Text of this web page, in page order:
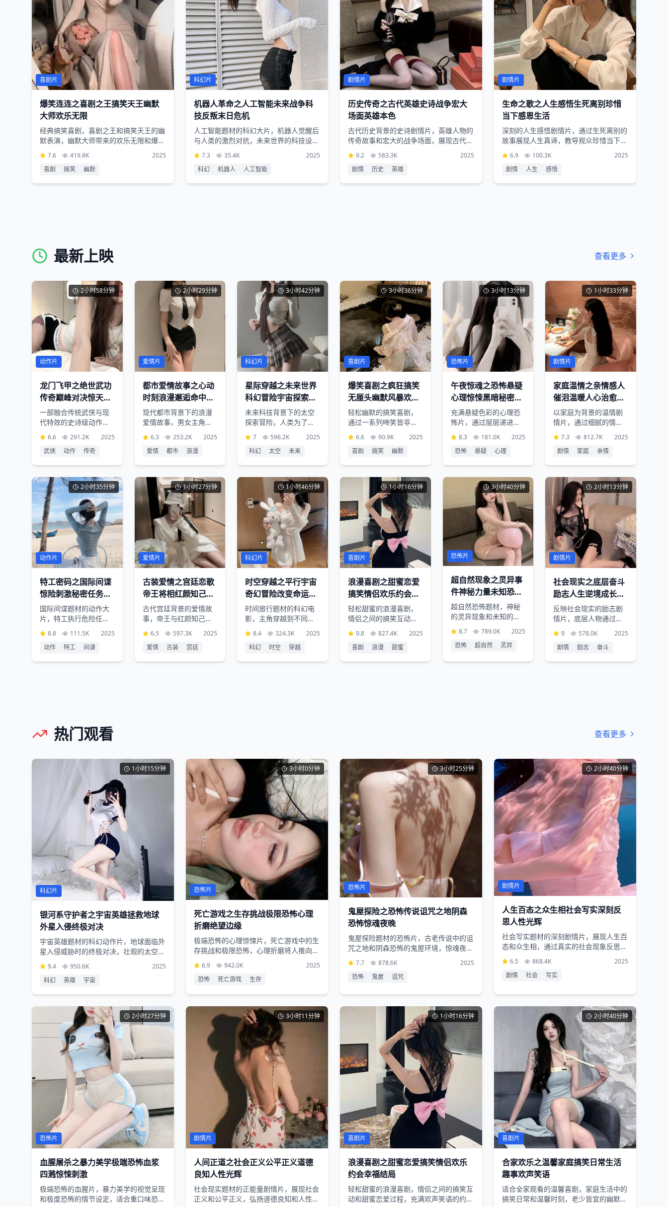
喜剧片
爆笑连连之喜剧之王搞笑天王幽默
大师欢乐无限
经典搞笑喜剧，喜剧之王和搞笑天王的幽
默表演，幽默大师带来的欢乐无限和爆笑
连连
7.6 419.8K
2025
喜剧
搞笑 幽默
科幻片
机器人革命之人工智能未来战争科
技反叛末日危机
人工智能题材的科幻大片，机器人觉醒后
与人类的激烈对抗，未来世界的科技设定
和震撼的战争场面令人震撼
7.3 35.4K
2025
科幻
机器人 人工智能
剧情片
历史传奇之古代英雄史诗战争宏大
场面英雄本色
古代历史背景的史诗剧情片，英雄人物的
传奇故事和宏大的战争场面，展现古代英
雄的豪情壮志和家国情怀
9.2 583.3K
2025
剧情
历史 英雄
剧情片
生命之歌之人生感悟生死离别珍惜
当下感恩生活
深刻的人生感悟剧情片，通过生死离别的
故事展现人生真谛，教导观众珍惜当下和
感恩生活
6.9 100.3K
2025
剧情
人生 感悟
最新上映 查看更多
2小时58分钟
动作片
龙门飞甲之绝世武功
传奇巅峰对决惊天动
地
一部融合传统武侠与现
代特效的史诗级动作大
的传奇故事，精彩的武
打场面和深刻的人物刻
6.6 291.2K
2025
武侠
动作 传奇
2小时29分钟
爱情片
都市爱情故事之心动
时刻浪漫邂逅命中注
定
现代都市背景下的浪漫
爱情故事，男女主角在
爱，经历种种考验最终
走向幸福的温馨爱情电
6.3 253.2K
2025
爱情
都市 浪漫
3小时42分钟
科幻片
星际穿越之未来世界
科幻冒险宇宙探索奇
幻之旅
未来科技背景下的太空
探索冒险，人类为了寻
程，充满想象力的科幻
设定和震撼的视觉效果
7 596.2K
2025
科幻
太空 未来
3小时36分钟
喜剧片
爆笑喜剧之疯狂搞笑
无厘头幽默风暴欢乐
无限
轻松幽默的搞笑喜剧，
通过一系列啼笑皆非的
来欢声笑语，是放松心
情的最佳选择
6.6 90.9K
2025
喜剧
搞笑 幽默
3小时13分钟
恐怖片
午夜惊魂之恐怖悬疑
心理惊悚黑暗秘密揭
露
充满悬疑色彩的心理恐
怖片，通过层层递进的
剧情和紧张刺激的氛
围，让观众体验前所未
有的惊悚感受
8.3 181.0K
2025
恐怖
悬疑 心理
1小时33分钟
剧情片
家庭温情之亲情感人
催泪温暖人心治愈系
故事
以家庭为背景的温情剧
情片，通过细腻的情感
景，展现家人之间深厚
的亲情和爱意
7.3 812.7K
2025
剧情
家庭 亲情
2小时35分钟
动作片
特工密码之国际间谍
惊险刺激秘密任务生
死较量
国际间谍题材的动作大
片，特工执行危险任务
科技装备和精彩打斗场
面令人目不暇接
8.8 111.5K
2025
动作
特工 间谍
1小时27分钟
爱情片
古装爱情之宫廷恋歌
帝王将相红颜知己千
古绝恋
古代宫廷背景的爱情故
事，帝王与红颜知己之
服装道具和优美的古典
音乐营造浪漫氛围
6.5 597.3K
2025
爱情
古装 宫廷
1小时46分钟
科幻片
时空穿越之平行宇宙
奇幻冒险改变命运逆
转时空
时间旅行题材的科幻电
影，主角穿越到不同时
空设定和精彩的特效场
面带来视觉震撼
8.4 324.3K
2025
科幻
时空 穿越
1小时16分钟
喜剧片
浪漫喜剧之甜蜜恋爱
搞笑情侣欢乐约会幸
福结局
轻松甜蜜的浪漫喜剧，
情侣之间的搞笑互动和
声笑语的约会情节让人
心情愉悦
9.8 827.4K
2025
喜剧
浪漫 甜蜜
3小时40分钟
恐怖片
超自然现象之灵异事
件神秘力量未知恐惧
黑暗降临
超自然恐怖题材，神秘
的灵异现象和未知的超
骨悚然的恐怖氛围，挑
战观众的心理承受极限
8.7 789.0K
2025
恐怖
超自然 灵异
2小时13分钟
剧情片
社会现实之底层奋斗
励志人生逆境成长梦
想成真
反映社会现实的励志剧
情片，底层人物通过不
真实感人的故事情节激
励观众追求梦想
9 578.0K
2025
剧情
励志 奋斗
热门观看 查看更多
1小时15分钟
科幻片
银河系守护者之宇宙英雄拯救地球
外星入侵终极对决
宇宙英雄题材的科幻动作片，地球面临外
星入侵威胁时的终极对决，壮观的太空战
9.4 950.6K
2025
科幻
英雄 宇宙
3小时0分钟
恐怖片
死亡游戏之生存挑战极限恐怖心理
折磨绝望边缘
极端恐怖的心理惊悚片，死亡游戏中的生
存挑战和极限恐怖，心理折磨将人推向绝
望边缘
6.9 942.0K
2025
恐怖
死亡游戏 生存
3小时25分钟
恐怖片
鬼屋探险之恐怖传说诅咒之地阴森
恐怖惊魂夜晚
鬼屋探险题材的恐怖片，古老传说中的诅
咒之地和阴森恐怖的鬼屋环境，惊魂夜晚
的恐怖体验令人胆寒
7.7 878.6K
2025
恐怖
鬼屋 诅咒
2小时40分钟
剧情片
人生百态之众生相社会写实深刻反
思人性光辉
社会写实题材的深刻剧情片，展现人生百
态和众生相，通过真实的社会现象反思人
性的光辉与阴暗
6.5 868.4K
2025
剧情
社会 写实
2小时27分钟
恐怖片
血腥屠杀之暴力美学极端恐怖血浆
四溅惊悚刺激
极端恐怖的血腥片，暴力美学的视觉呈现
和极度恐怖的情节设定，适合重口味恐怖
3小时11分钟
剧情片
人间正道之社会正义公平正义道德
良知人性光辉
社会现实题材的正能量剧情片，展现社会
正义和公平正义，弘扬道德良知和人性光
1小时16分钟
喜剧片
浪漫喜剧之甜蜜恋爱搞笑情侣欢乐
约会幸福结局
轻松甜蜜的浪漫喜剧，情侣之间的搞笑互
动和甜蜜恋爱过程，充满欢声笑语的约会
2小时40分钟
喜剧片
合家欢乐之温馨家庭搞笑日常生活
趣事欢声笑语
适合全家观看的温馨喜剧，家庭生活中的
搞笑日常和温馨时刻，老少皆宜的幽默内